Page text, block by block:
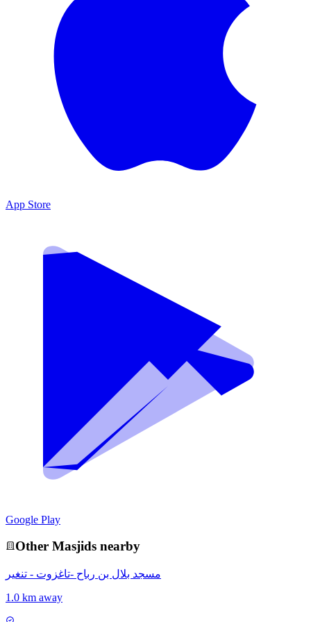
App Store
Google Play
Other Masjids nearby
مسجد بلال بن رباح -تاغزوت - تنغير
1.0 km away